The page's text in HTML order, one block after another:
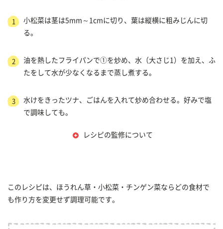
1
小松菜は茎は5mm～1cmに切り、葉は縦横に粗みじんに切
る。
2
油を熱したフライパンで①を炒め、水（大さじ1）を加え、ふ
たをして水が少なくなるまで蒸し煮する。
3
水けをきったツナ、ごはんを入れて炒め合わせる。好みで塩
で調味しても。
レシピの監修について
このレシピは、ほうれん草・小松菜・チンゲン菜ならどの食材で
も作り方を変更せず調理可能です。